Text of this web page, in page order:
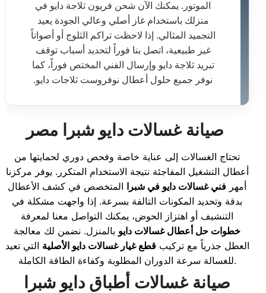
الموتور. يمكنك الآن شحن فريون ثلاجة دايو في
منزلك باستخدام غاز أصلي وعالي الجودة يعيد
التجميد المثالي. إذا لاحظت تراكم الثلوج أو أصواتاً
غير طبيعية، اتصل بنا فوراً لتحديد أسباب توقف
تبريد ثلاجة دايو وإرسال الفني المختص فوراً، كما
نوفر جميع حلول أعطال نوفروست ثلاجات دايو.
تحتاج الغسالات إلى عناية خاصة وفحص دوري لحمايتها من
أعطال التشغيل المفاجئة نتيجة الاستخدام المتكرر. يوفر مركزنا
أمهر فني غسالات دايو في شبرا المتخصص في كشف الأعطال
بدقة وتحديد المكونات التالفة بسرعة. إذا واجهت مشكلة في
التنشيف أو اهتزاز الحوض، يمكنك التواصل معنا لمعرفة
خطوات حل أعطال غسالات دايو بالمنزل. نضمن لك معالجة
العطل جذرياً مع تركيبقطع غيار غسالات دايو الأصلية التي تعيد
للغسالة سرعة الدوران المطلوبة وكفاءة الطاقة الكاملة.
صيانة غسالات أطباق دايو شبرا